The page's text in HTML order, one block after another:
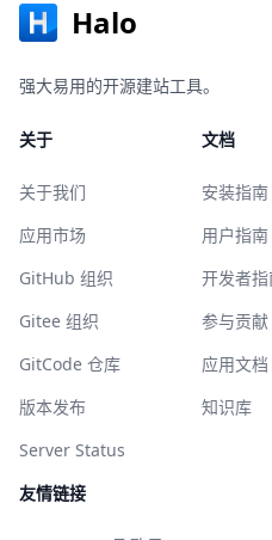
Halo
强大易用的开源建站工具。
关于
关于我们
应用市场
GitHub 组织
Gitee 组织
GitCode 仓库
版本发布
Server Status
文档
安装指南
用户指南
开发者指
参与贡献
应用文档
知识库
友情链接